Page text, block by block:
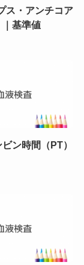
ス・アンチコア
｜基準値
ン時間（PT）